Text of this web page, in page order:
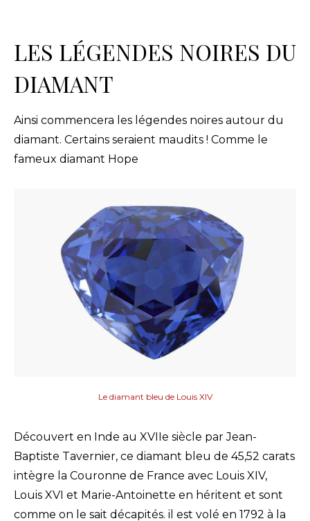
LES LÉGENDES NOIRES DU
DIAMANT
Ainsi commencera les légendes noires autour du
diamant. Certains seraient maudits ! Comme le
fameux diamant Hope
Le diamant bleu de Louis XIV
Découvert en Inde au XVIIe siècle par Jean-
Baptiste Tavernier, ce diamant bleu de 45,52 carats
intègre la Couronne de France avec Louis XIV,
Louis XVI et Marie-Antoinette en héritent et sont
comme on le sait décapités. il est volé en 1792 à la